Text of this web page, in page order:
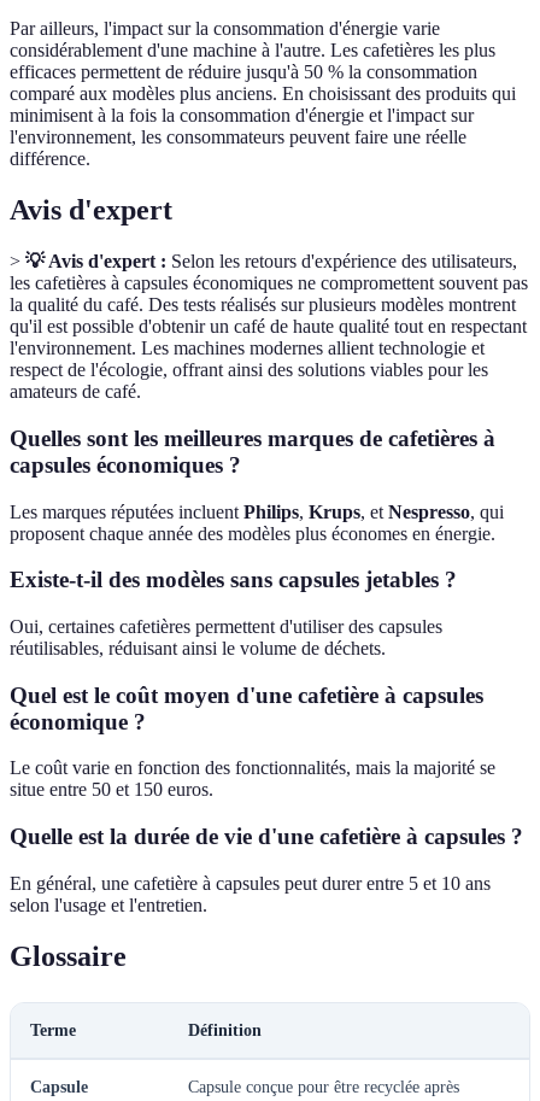
Par ailleurs, l'impact sur la consommation d'énergie varie
considérablement d'une machine à l'autre. Les cafetières les plus
efficaces permettent de réduire jusqu'à 50 % la consommation
comparé aux modèles plus anciens. En choisissant des produits qui
minimisent à la fois la consommation d'énergie et l'impact sur
l'environnement, les consommateurs peuvent faire une réelle
différence.
Avis d'expert
> 💡 Avis d'expert : Selon les retours d'expérience des utilisateurs,
les cafetières à capsules économiques ne compromettent souvent pas
la qualité du café. Des tests réalisés sur plusieurs modèles montrent
qu'il est possible d'obtenir un café de haute qualité tout en respectant
l'environnement. Les machines modernes allient technologie et
respect de l'écologie, offrant ainsi des solutions viables pour les
amateurs de café.
Quelles sont les meilleures marques de cafetières à
capsules économiques ?
Les marques réputées incluent Philips, Krups, et Nespresso, qui
proposent chaque année des modèles plus économes en énergie.
Existe-t-il des modèles sans capsules jetables ?
Oui, certaines cafetières permettent d'utiliser des capsules
réutilisables, réduisant ainsi le volume de déchets.
Quel est le coût moyen d'une cafetière à capsules
économique ?
Le coût varie en fonction des fonctionnalités, mais la majorité se
situe entre 50 et 150 euros.
Quelle est la durée de vie d'une cafetière à capsules ?
En général, une cafetière à capsules peut durer entre 5 et 10 ans
selon l'usage et l'entretien.
Glossaire
Terme Définition
Capsule
Capsule conçue pour être recyclée après